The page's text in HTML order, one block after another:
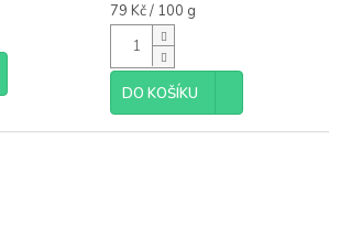
Měrná
cena:
79 Kč / 100 g
DO KOŠÍKU